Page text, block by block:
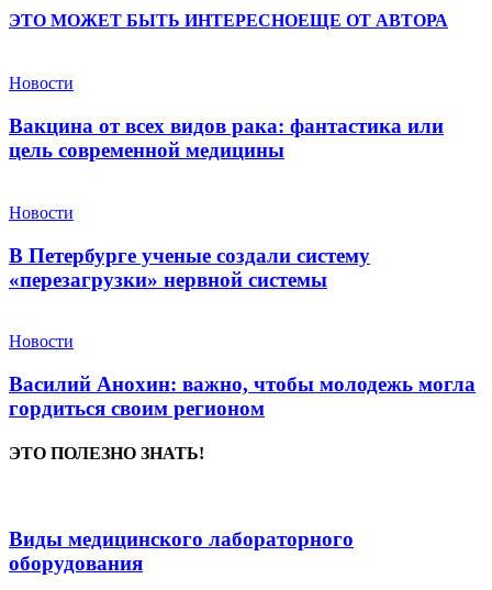
ЭТО МОЖЕТ БЫТЬ ИНТЕРЕСНОЕЩЕ ОТ АВТОРА
Новости
Вакцина от всех видов рака: фантастика или
цель современной медицины
Новости
В Петербурге ученые создали систему
«перезагрузки» нервной системы
Новости
Василий Анохин: важно, чтобы молодежь могла
гордиться своим регионом
ЭТО ПОЛЕЗНО ЗНАТЬ!
Виды медицинского лабораторного
оборудования